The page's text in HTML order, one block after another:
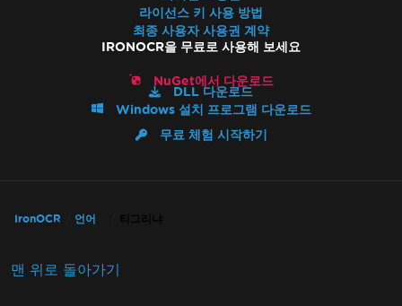
라이선스 키 사용 방법
최종 사용자 사용권 계약
IRONOCR을 무료로 사용해 보세요
NuGet에서 다운로드
DLL 다운로드
Windows 설치 프로그램 다운로드
무료 체험 시작하기
IronOCR 언어 티그리냐
맨 위로 돌아가기